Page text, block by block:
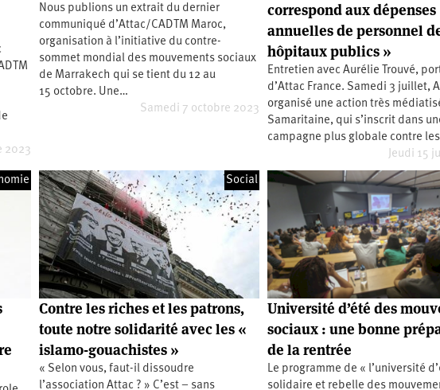
Afrique
Amérique
du
Nord
Amérique
latine
Europe
Moyen-
Orient
Océanie
2023
Nous publions un extrait du dernier
communiqué d’Attac/CADTM Maroc,
organisation à l’initiative du contre-
sommet mondial des mouvements sociaux
de Marrakech qui se tient du 12 au
15 octobre. Une…
Samedi 7 octobre 2023
correspond aux dépenses
annuelles de personnel
hôpitaux publics »
Entretien avec Aurélie Trouvé,
d’Attac France. Samedi 3 juillet,
organisé une action très
Samaritaine, qui s’inscrit dans
campagne plus globale contre
Jeudi 15
Social
Contre les riches et les patrons,
toute notre solidarité avec les «
islamo-gouachistes »
« Selon vous, faut-il dissoudre
l’association Attac ? » C’est – sans
Université d’été des
sociaux : une bonne
de la rentrée
Le programme de « l’université
solidaire et rebelle des